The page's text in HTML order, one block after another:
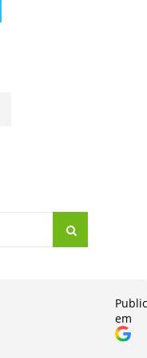
em